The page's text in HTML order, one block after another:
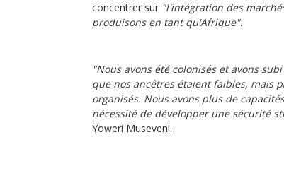
concentrer sur "l'intégration des
produisons en tant qu'Afrique".
"Nous avons été colonisés et avons
que nos ancêtres étaient faibles, mais
organisés. Nous avons plus de
nécessité de développer une sécurité
Yoweri Museveni.